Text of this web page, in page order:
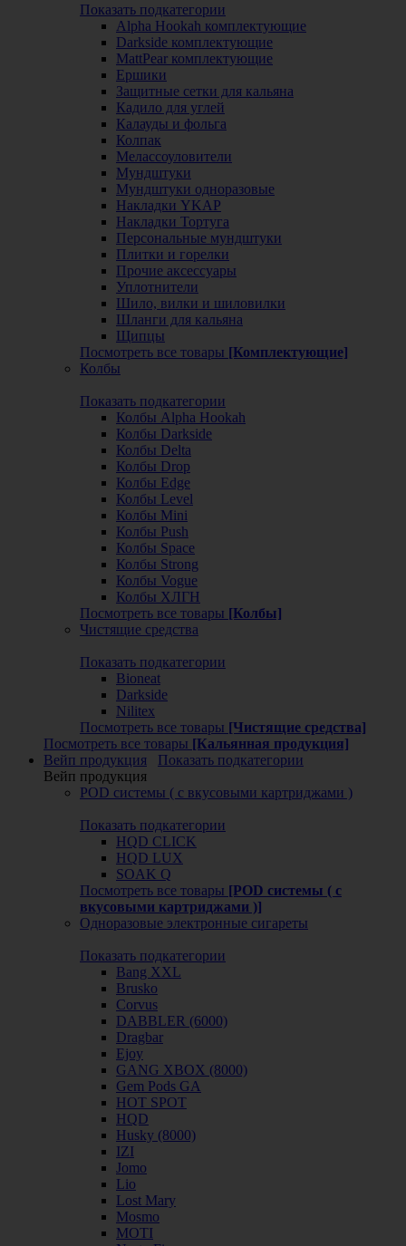
Показать подкатегории
Alpha Hookah комплектующие
Darkside комплектующие
MattPear комплектующие
Ершики
Защитные сетки для кальяна
Кадило для углей
Калауды и фольга
Колпак
Мелассоуловители
Мундштуки
Мундштуки одноразовые
Накладки YKAP
Накладки Тортуга
Персональные мундштуки
Плитки и горелки
Прочие аксессуары
Уплотнители
Шило, вилки и шиловилки
Шланги для кальяна
Щипцы
Посмотреть все товары [Комплектующие]
Колбы
Показать подкатегории
Колбы Alpha Hookah
Колбы Darkside
Колбы Delta
Колбы Drop
Колбы Edge
Колбы Level
Колбы Mini
Колбы Push
Колбы Space
Колбы Strong
Колбы Vogue
Колбы ХЛГН
Посмотреть все товары [Колбы]
Чистящие средства
Показать подкатегории
Bioneat
Darkside
Nilitex
Посмотреть все товары [Чистящие средства]
Посмотреть все товары [Кальянная продукция]
Вейп продукция
Показать подкатегории
Вейп продукция
POD системы ( с вкусовыми картриджами )
Показать подкатегории
HQD CLICK
HQD LUX
SOAK Q
Посмотреть все товары [POD системы ( с
вкусовыми картриджами )]
Одноразовые электронные сигареты
Показать подкатегории
Bang XXL
Brusko
Corvus
DABBLER (6000)
Dragbar
Ejoy
GANG XBOX (8000)
Gem Pods GA
HOT SPOT
HQD
Husky (8000)
IZI
Jomo
Lio
Lost Mary
Mosmo
MOTI